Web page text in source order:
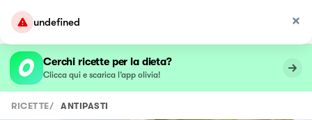
undefined
Cerchi ricette per la dieta?
Clicca qui e scarica l’app olivia!
RICETTE/ ANTIPASTI